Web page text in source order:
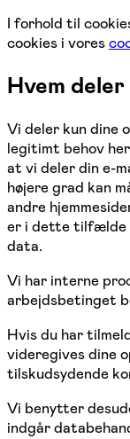
I forhold til
cookies i vores
Hvem
Vi deler kun dine
legitimt behov
at vi deler din e-
højere grad kan
andre
er i dette tilfælde
data.
Vi har interne
arbejdsbetinget
Hvis du har
videregives dine
tilskudsydende
Vi benytter
indgår